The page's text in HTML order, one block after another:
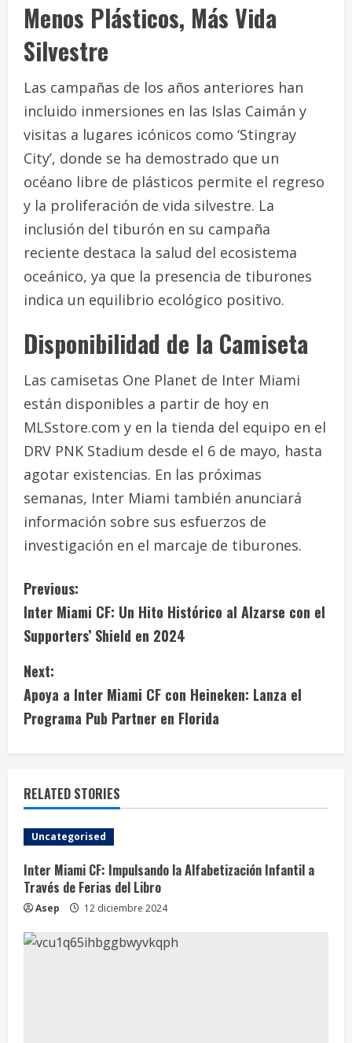
Menos Plásticos, Más Vida
Silvestre
Las campañas de los años anteriores han
incluido inmersiones en las Islas Caimán y
visitas a lugares icónicos como ‘Stingray
City’, donde se ha demostrado que un
océano libre de plásticos permite el regreso
y la proliferación de vida silvestre. La
inclusión del tiburón en su campaña
reciente destaca la salud del ecosistema
oceánico, ya que la presencia de tiburones
indica un equilibrio ecológico positivo.
Disponibilidad de la Camiseta
Las camisetas One Planet de Inter Miami
están disponibles a partir de hoy en
MLSstore.com y en la tienda del equipo en el
DRV PNK Stadium desde el 6 de mayo, hasta
agotar existencias. En las próximas
semanas, Inter Miami también anunciará
información sobre sus esfuerzos de
investigación en el marcaje de tiburones.
C
o
n
t
i
n
u
e
R
e
a
d
Previous:
Inter Miami CF: Un Hito Histórico al Alzarse con el
Supporters’ Shield en 2024
Next:
Apoya a Inter Miami CF con Heineken: Lanza el
Programa Pub Partner en Florida
RELATED STORIES
Uncategorised
Inter Miami CF: Impulsando la Alfabetización Infantil a
Través de Ferias del Libro
Asep 12 diciembre 2024